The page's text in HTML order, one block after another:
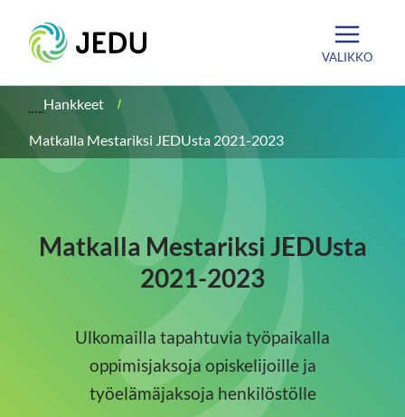
sisältöön
Etusivu
VALIKKO
Hankkeet
Matkalla Mestariksi JEDUsta 2021-2023
Matkalla Mestariksi JEDUsta
2021-2023
Ulkomailla tapahtuvia työpaikalla
oppimisjaksoja opiskelijoille ja
työelämäjaksoja henkilöstölle